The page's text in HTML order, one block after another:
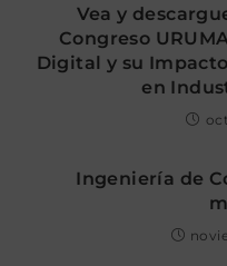
Vea y
Congreso
Digital y su
en
Ingeniería de